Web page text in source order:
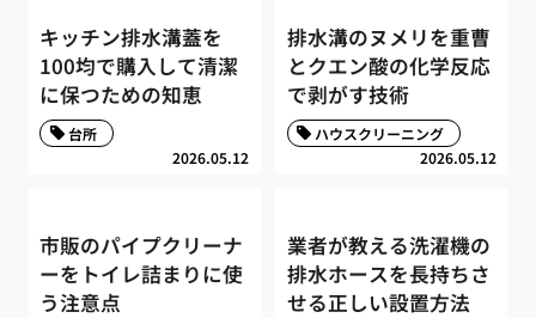
キッチン排水溝蓋を
100均で購入して清潔
に保つための知恵
2026.05.12
台所
排水溝のヌメリを重曹
とクエン酸の化学反応
で剥がす技術
2026.05.12
ハウスクリーニング
市販のパイプクリーナ
ーをトイレ詰まりに使
う注意点
業者が教える洗濯機の
排水ホースを長持ちさ
せる正しい設置方法